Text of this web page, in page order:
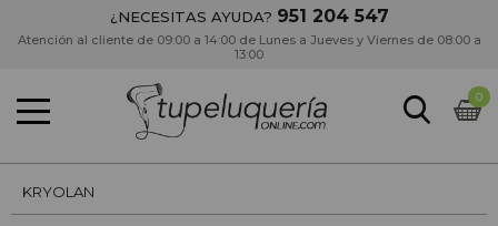
¿NECESITAS AYUDA? 951 204 547
Atención al cliente de 09:00 a 14:00 de Lunes a Jueves y Viernes de 08:00 a
13:00
0
KRYOLAN